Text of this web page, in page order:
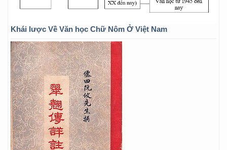
Khái lược Về Văn học Chữ Nôm Ở Việt Nam